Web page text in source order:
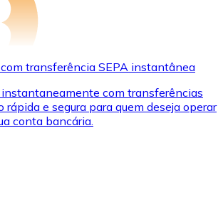
transferência SEPA instantânea
instantaneamente com transferências
rápida e segura para quem deseja operar
conta bancária.